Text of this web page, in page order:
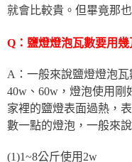
就會比較貴。但畢竟那
Q：鹽燈燈泡瓦數要用幾
A：一般來說鹽燈燈泡瓦
40w、60w，燈泡使用剛
家裡的鹽燈表面過熱，
數一點的燈泡，一般來
(1)1~8公斤使用2w